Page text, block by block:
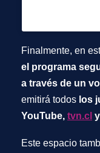
Finalmente, en
el programa
a través de un
emitirá todos los
YouTube, tvn.cl
Este espacio